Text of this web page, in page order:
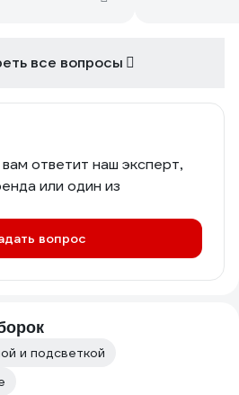
все вопросы
ответит наш эксперт,
или один из
вопрос
и подсветкой